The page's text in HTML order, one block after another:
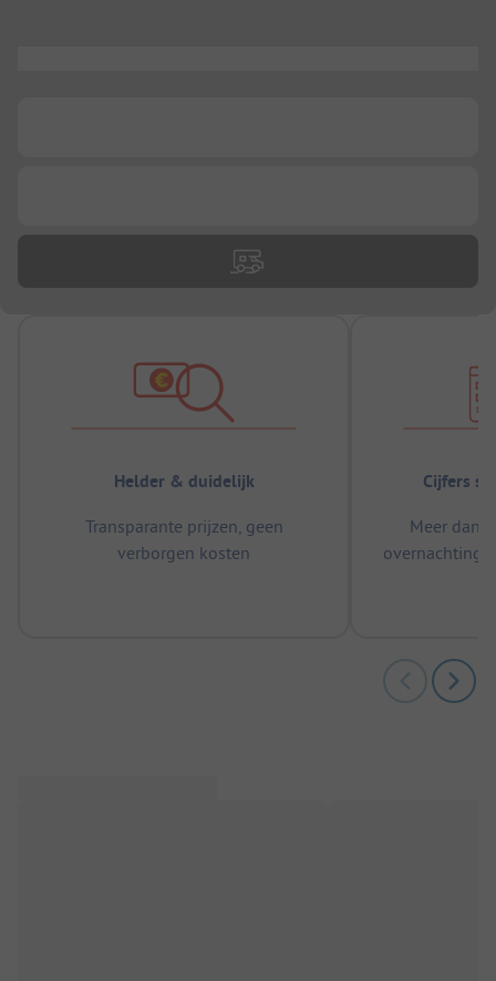
Helder & duidelijk
Transparante prijzen, geen
verborgen kosten
Cijfers
Meer dan